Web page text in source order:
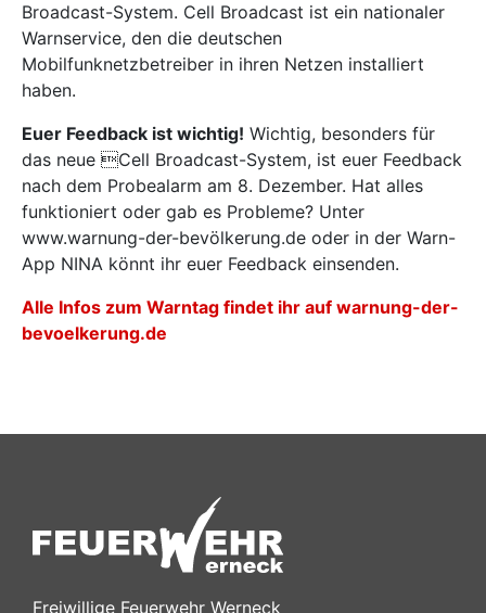
Broadcast-System. Cell Broadcast ist ein nationaler
Warnservice, den die deutschen
Mobilfunknetzbetreiber in ihren Netzen installiert
haben.
Euer Feedback ist wichtig! Wichtig, besonders für
das neue Cell Broadcast-System, ist euer Feedback
nach dem Probealarm am 8. Dezember. Hat alles
funktioniert oder gab es Probleme? Unter
www.warnung-der-bevölkerung.de oder in der Warn-
App NINA könnt ihr euer Feedback einsenden.
Alle Infos zum Warntag findet ihr auf warnung-der-
bevoelkerung.de
Freiwillige Feuerwehr Werneck